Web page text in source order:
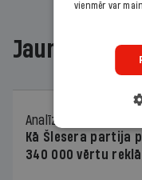
Jaunākajā
Analīze
Kā Šlesera partija
340 000 vērtu
vienmēr var